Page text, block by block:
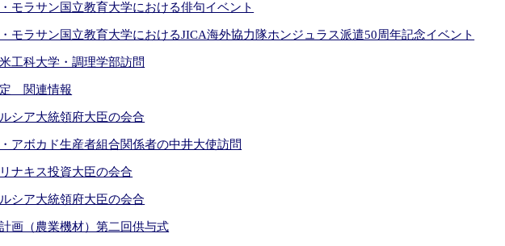
モラサン国立教育大学における俳句イベント
モラサン国立教育大学におけるJICA海外協力隊ホンジュラス派遣50周年記念イベント
工科大学・調理学部訪問
定 関連情報
シア大統領府大臣の会合
アボカド生産者組合関係者の中井大使訪問
ナキス投資大臣の会合
シア大統領府大臣の会合
画（農業機材）第二回供与式